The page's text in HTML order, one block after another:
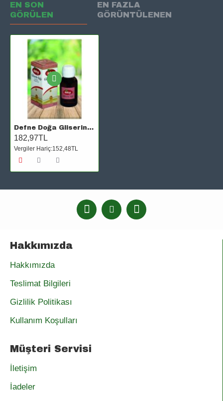
EN SON
GÖRÜLEN
EN FAZLA
GÖRÜNTÜLENEN
Defne Doğa Gliserin Yağı 20 Ml
182,97TL
Vergiler Hariç:152,48TL
Hakkımızda
Hakkımızda
Teslimat Bilgileri
Gizlilik Politikası
Kullanım Koşulları
Müşteri Servisi
İletişim
İadeler